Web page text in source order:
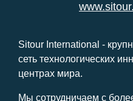
Sitour International -
сеть технологических
центрах мира.
Мы сотрудничаем с